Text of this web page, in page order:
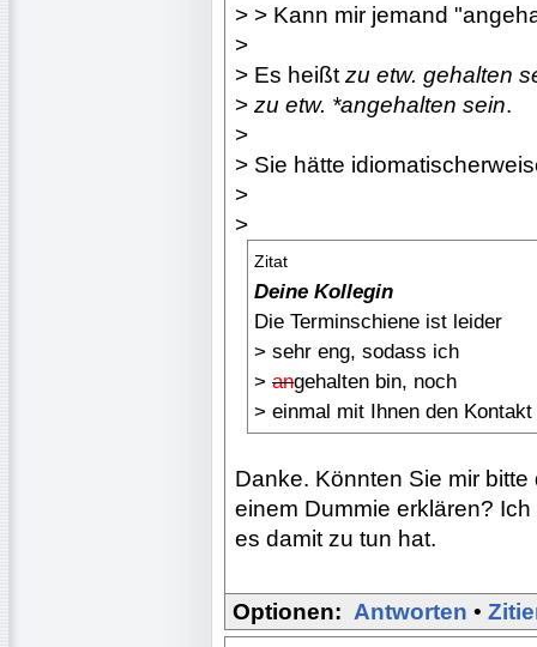
> > Kann mir jemand
>
> Es heißt zu etw. gehalten
> zu etw. *angehalten sein.
>
> Sie hätte
>
>
Zitat
Deine Kollegin
Die Terminschiene ist leider
> sehr eng, sodass ich
> angehalten bin, noch
> einmal mit Ihnen den
Danke. Könnten Sie mir
einem Dummie erklären?
es damit zu tun hat.
Optionen: Antworten •